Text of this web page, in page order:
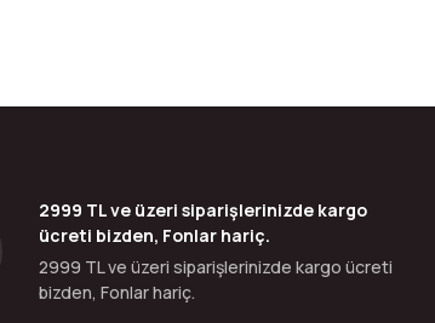
2999 TL ve üzeri siparişlerinizde kargo
ücreti bizden, Fonlar hariç.
2999 TL ve üzeri siparişlerinizde kargo ücreti
bizden, Fonlar hariç.